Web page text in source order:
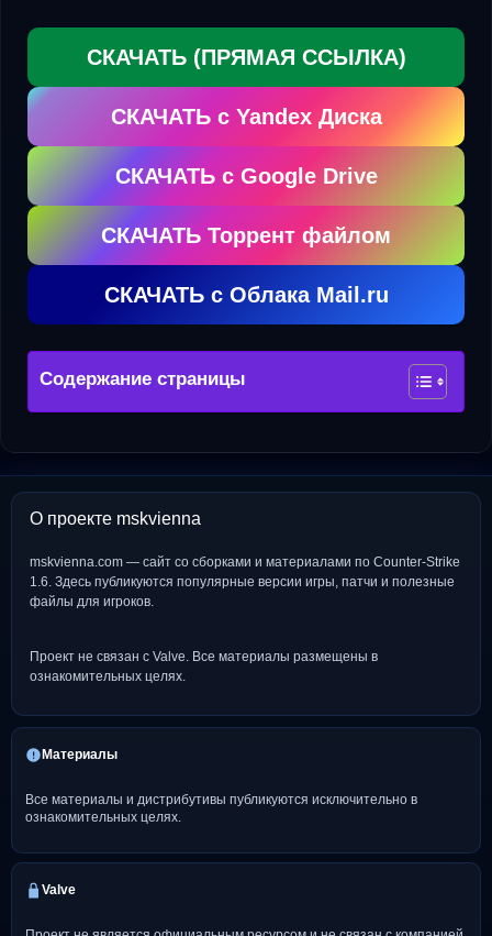
СКАЧАТЬ (ПРЯМАЯ ССЫЛКА)
СКАЧАТЬ с Yandex Диска
СКАЧАТЬ с Google Drive
СКАЧАТЬ Торрент файлом
СКАЧАТЬ с Облака Mail.ru
Содержание страницы
О проекте mskvienna
mskvienna.com — сайт со сборками и материалами по Counter-Strike
1.6. Здесь публикуются популярные версии игры, патчи и полезные
файлы для игроков.
Проект не связан с Valve. Все материалы размещены в
ознакомительных целях.
Материалы
Все материалы и дистрибутивы публикуются исключительно в
ознакомительных целях.
Valve